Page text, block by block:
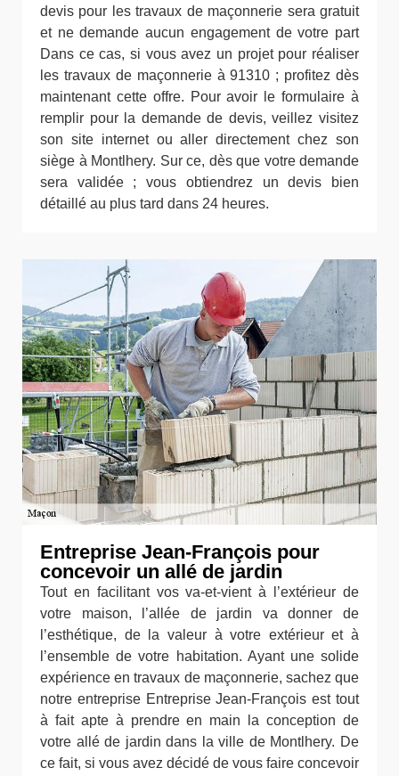
devis pour les travaux de maçonnerie sera gratuit
et ne demande aucun engagement de votre part
Dans ce cas, si vous avez un projet pour réaliser
les travaux de maçonnerie à 91310 ; profitez dès
maintenant cette offre. Pour avoir le formulaire à
remplir pour la demande de devis, veillez visitez
son site internet ou aller directement chez son
siège à Montlhery. Sur ce, dès que votre demande
sera validée ; vous obtiendrez un devis bien
détaillé au plus tard dans 24 heures.
Entreprise Jean-François pour
concevoir un allé de jardin
Tout en facilitant vos va-et-vient à l’extérieur de
votre maison, l’allée de jardin va donner de
l’esthétique, de la valeur à votre extérieur et à
l’ensemble de votre habitation. Ayant une solide
expérience en travaux de maçonnerie, sachez que
notre entreprise Entreprise Jean-François est tout
à fait apte à prendre en main la conception de
votre allé de jardin dans la ville de Montlhery. De
ce fait, si vous avez décidé de vous faire concevoir